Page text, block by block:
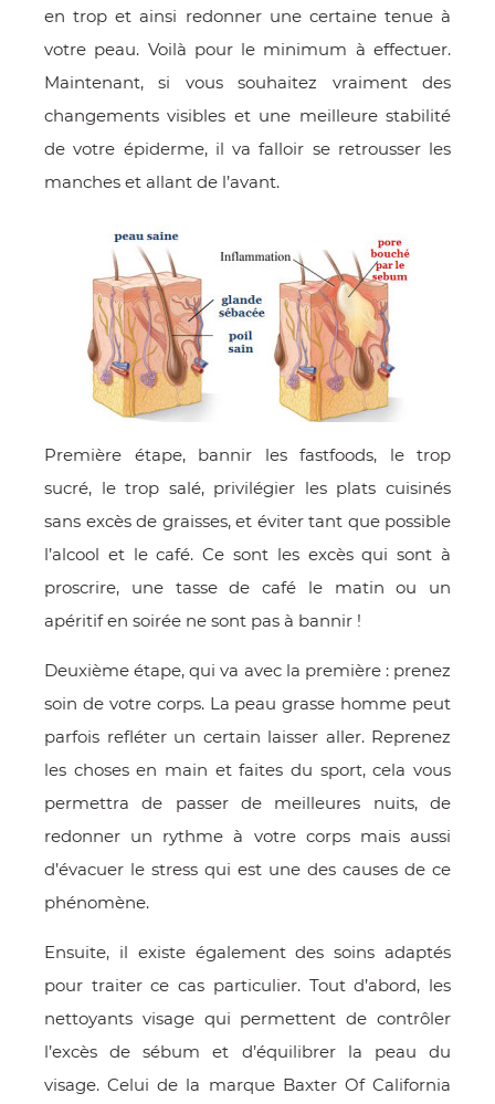
en trop et ainsi redonner une certaine tenue à
votre peau. Voilà pour le minimum à effectuer.
Maintenant, si vous souhaitez vraiment des
changements visibles et une meilleure stabilité
de votre épiderme, il va falloir se retrousser les
manches et allant de l’avant.
Première étape, bannir les fastfoods, le trop
sucré, le trop salé, privilégier les plats cuisinés
sans excès de graisses, et éviter tant que possible
l’alcool et le café. Ce sont les excès qui sont à
proscrire, une tasse de café le matin ou un
apéritif en soirée ne sont pas à bannir !
Deuxième étape, qui va avec la première : prenez
soin de votre corps. La peau grasse homme peut
parfois refléter un certain laisser aller. Reprenez
les choses en main et faites du sport, cela vous
permettra de passer de meilleures nuits, de
redonner un rythme à votre corps mais aussi
d’évacuer le stress qui est une des causes de ce
phénomène.
Ensuite, il existe également des soins adaptés
pour traiter ce cas particulier. Tout d’abord, les
nettoyants visage qui permettent de contrôler
l’excès de sébum et d’équilibrer la peau du
visage. Celui de la marque Baxter Of California